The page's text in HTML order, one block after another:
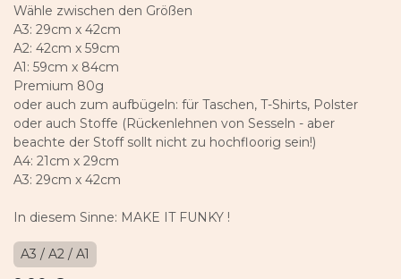
Wähle zwischen den Größen
A3: 29cm x 42cm
A2: 42cm x 59cm
A1: 59cm x 84cm
Premium 80g
oder auch zum aufbügeln: für Taschen, T-Shirts, Polster
oder auch Stoffe (Rückenlehnen von Sesseln - aber
beachte der Stoff sollt nicht zu hochfloorig sein!)
A4: 21cm x 29cm
A3: 29cm x 42cm
In diesem Sinne: MAKE IT FUNKY !
A3 / A2 / A1